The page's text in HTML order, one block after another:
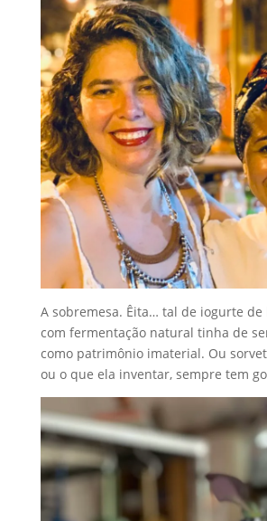
A sobremesa. Êita… tal de iogurte de
com fermentação natural tinha de
como patrimônio imaterial. Ou
ou o que ela inventar, sempre tem